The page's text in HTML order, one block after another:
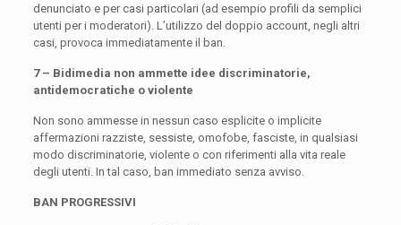
denunciato e per casi particolari (ad esempio profili da semplici
utenti per i moderatori). L’utilizzo del doppio account, negli altri
casi, provoca immediatamente il ban.
7 – Bidimedia non ammette idee discriminatorie,
antidemocratiche o violente
Non sono ammesse in nessun caso esplicite o implicite
affermazioni razziste, sessiste, omofobe, fasciste, in qualsiasi
modo discriminatorie, violente o con riferimenti alla vita reale
degli utenti. In tal caso, ban immediato senza avviso.
BAN PROGRESSIVI